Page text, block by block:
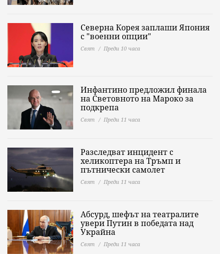
Северна Корея заплаши Япония
с "военни опции"
Свят Преди 10 часа
Инфантино предложил финала
на Световното на Мароко за
подкрепа
Свят Преди 11 часа
Разследват инцидент с
хеликоптера на Тръмп и
пътнически самолет
Свят Преди 11 часа
Абсурд, шефът на театралите
увери Путин в победата над
Украйна
Свят Преди 11 часа